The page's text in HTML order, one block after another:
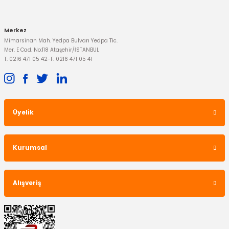
OTOSAN
Merkez
Mimarsinan Mah. Yedpa Bulvarı Yedpa Tic.
Mer. E Cad. No:118 Ataşehir/İSTANBUL
T: 0216 471 05 42-F: 0216 471 05 41
Üyelik
Kurumsal
Alışveriş